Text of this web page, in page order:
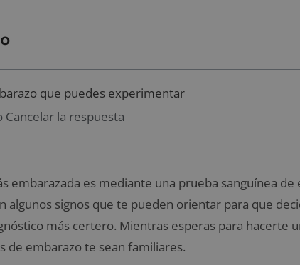
que puedes experimentar
la respuesta
embarazada es mediante una prueba sanguínea de
algunos signos que te pueden orientar para que
más certero. Mientras esperas para hacerte
de embarazo te sean familiares.